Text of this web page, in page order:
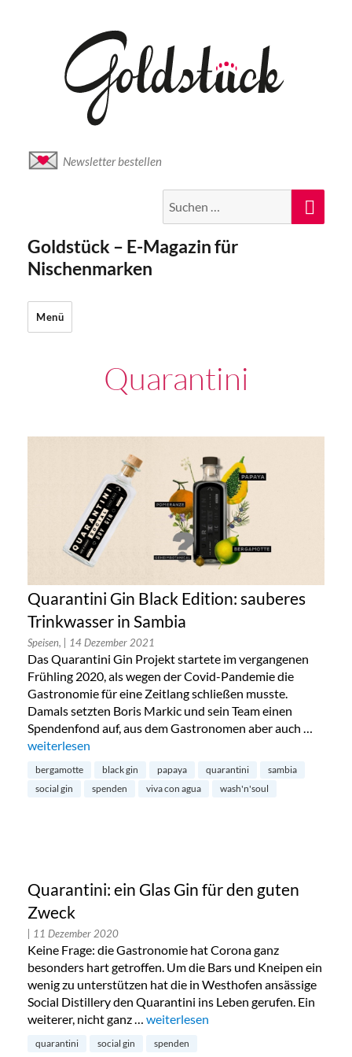
Newsletter bestellen
nach:
Goldstück – E-Magazin für
Nischenmarken
Menü
Quarantini
Quarantini Gin Black Edition: sauberes
Trinkwasser in Sambia
Speisen, | 14 Dezember 2021
Das Quarantini Gin Projekt startete im vergangenen
Frühling 2020, als wegen der Covid-Pandemie die
Gastronomie für eine Zeitlang schließen musste.
Damals setzten Boris Markic und sein Team einen
Spendenfond auf, aus dem Gastronomen aber auch …
„Quarantini Gin Black Edition: sauberes Trinkwasser in
weiterlesen
bergamotte black gin papaya quarantini
sambia
social gin
spenden viva con agua wash'n'soul
Quarantini: ein Glas Gin für den guten
Zweck
| 11 Dezember 2020
Keine Frage: die Gastronomie hat Corona ganz
besonders hart getroffen. Um die Bars und Kneipen ein
wenig zu unterstützen hat die in Westhofen ansässige
Social Distillery den Quarantini ins Leben gerufen. Ein
weiterer, nicht ganz … „Quarantini: ein Glas Gin für den
weiterlesen
quarantini social gin spenden